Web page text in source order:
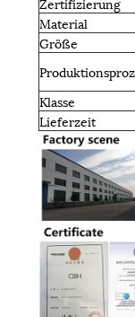
Material
Größe
Klasse
Lieferzeit